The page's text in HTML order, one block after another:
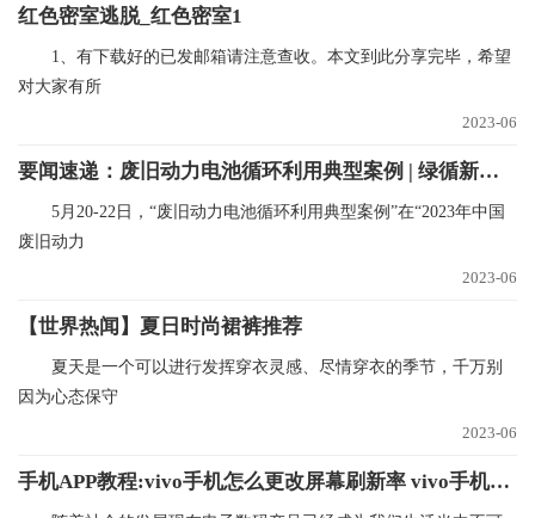
红色密室逃脱_红色密室1
1、有下载好的已发邮箱请注意查收。本文到此分享完毕，希望
对大家有所
2023-06
要闻速递：废旧动力电池循环利用典型案例 | 绿循新能源产业（广东）有限公司
5月20-22日，“废旧动力电池循环利用典型案例”在“2023年中国
废旧动力
2023-06
【世界热闻】夏日时尚裙裤推荐
夏天是一个可以进行发挥穿衣灵感、尽情穿衣的季节，千万别
因为心态保守
2023-06
手机APP教程:vivo手机怎么更改屏幕刷新率 vivo手机更改屏幕刷新率的方法